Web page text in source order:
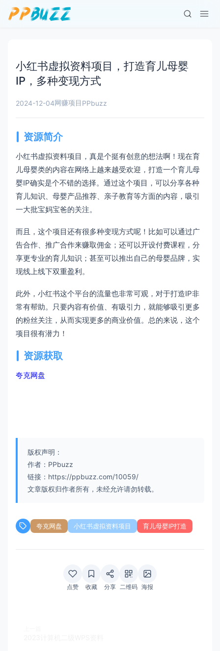
小红书虚拟资料项目，打造育儿母婴
IP，多种变现方式
2024-12-04网赚项目 PPbuzz
资源简介
小红书虚拟资料项目，真是个挺有创意的想法啊！现在育
儿母婴类的内容在网络上越来越受欢迎，打造一个育儿母
婴IP确实是个不错的选择。通过这个项目，可以分享各种
育儿知识、母婴产品推荐、亲子教育等方面的内容，吸引
一大批宝妈宝爸的关注。
而且，这个项目还有很多种变现方式呢！比如可以通过广
告合作、推广合作来赚取佣金；还可以开设付费课程，分
享更专业的育儿知识；甚至可以推出自己的母婴品牌，实
现线上线下双重盈利。
此外，小红书这个平台的流量也非常可观，对于打造IP非
常有帮助。只要内容有价值、有吸引力，就能够吸引更多
的粉丝关注，从而实现更多的商业价值。总的来说，这个
项目很有潜力！
资源获取
夸克网盘
版权声明：
作者：PPbuzz
链接：https://ppbuzz.com/10059/
文章版权归作者所有，未经允许请勿转载。
夸克网盘 小红书虚拟资料项目 育儿母婴IP打造
点赞 收藏 分享 二维码 海报